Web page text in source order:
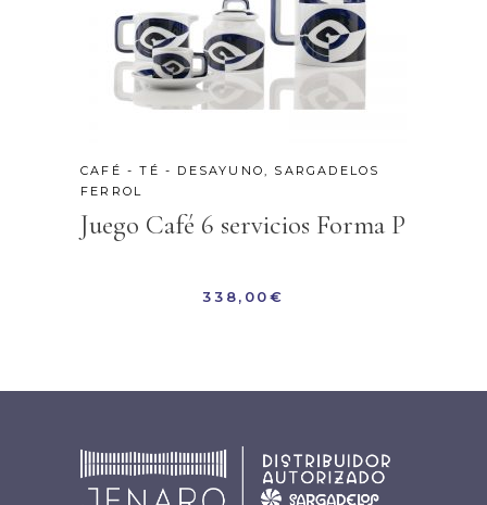
CAFÉ - TÉ - DESAYUNO, SARGADELOS
FERROL
Juego Café 6 servicios Forma P
338,00€